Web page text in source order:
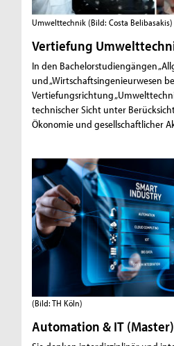
Umwelttechnik (Bild: Costa Belibasakis)
Vertiefung
In den Bachelorstudiengängen
und „Wirtschaftsingenieurwesen
Vertiefungsrichtung
technischer Sicht unter
Ökonomie und gesellschaftlicher
(Bild: TH Köln)
Automation & IT (Master)